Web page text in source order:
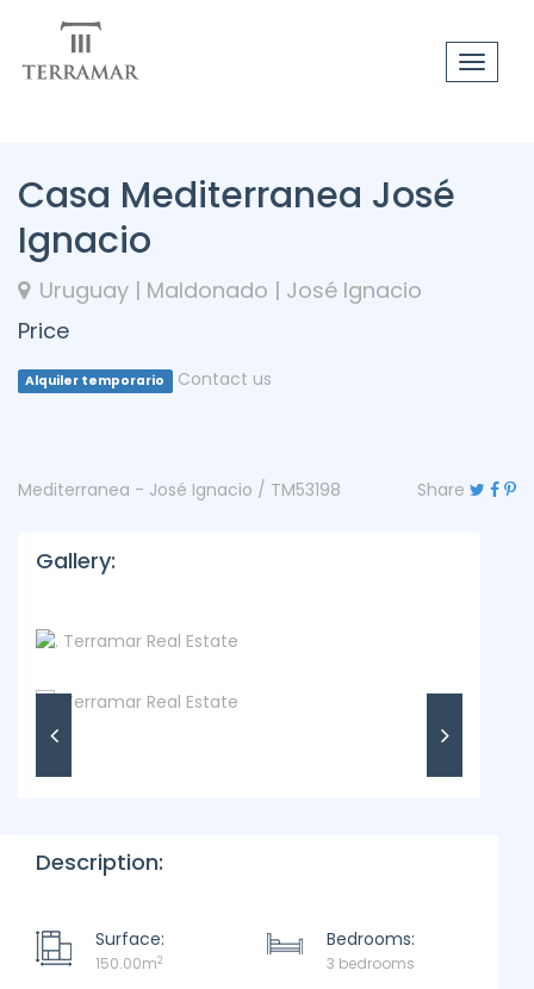
Toggle
Casa Mediterranea José
Ignacio
Uruguay | Maldonado | José Ignacio
Price
Alquiler temporario Contact us
Mediterranea - José Ignacio / TM53198 Share
Gallery:
Description:
Surface:
150.00m2
Bedrooms:
3 bedrooms